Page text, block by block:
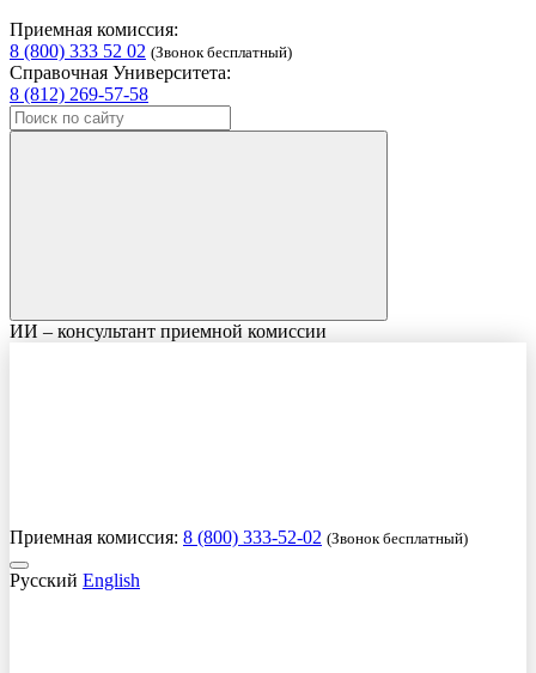
Приемная комиссия:
8 (800) 333 52 02 (Звонок бесплатный)
Справочная Университета:
8 (812) 269-57-58
ИИ – консультант приемной комиссии
Приемная комиссия: 8 (800) 333-52-02 (Звонок бесплатный)
Русский English